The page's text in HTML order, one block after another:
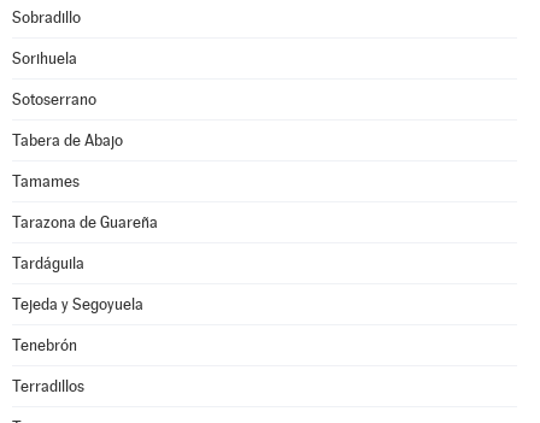
Sobradillo
Sorihuela
Sotoserrano
Tabera de Abajo
Tamames
Tarazona de Guareña
Tardáguila
Tejeda y Segoyuela
Tenebrón
Terradillos